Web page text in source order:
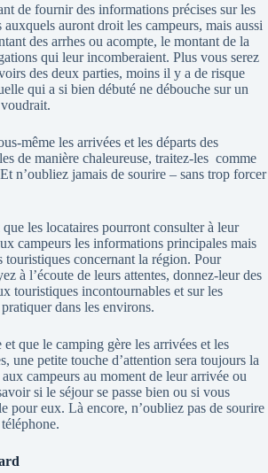
de fournir des informations précises sur les
auxquels auront droit les campeurs, mais aussi
des arrhes ou acompte, le montant de la
qui leur incomberaient. Plus vous serez
des deux parties, moins il y a de risque
qui a si bien débuté ne débouche sur un
même les arrivées et les départs des
de manière chaleureuse, traitez-les comme
n’oubliez jamais de sourire – sans trop forcer
les locataires pourront consulter à leur
campeurs les informations principales mais
touristiques concernant la région. Pour
à l’écoute de leurs attentes, donnez-leur des
touristiques incontournables et sur les
dans les environs.
et que le camping gère les arrivées et les
une petite touche d’attention sera toujours la
campeurs au moment de leur arrivée ou
si le séjour se passe bien ou si vous
pour eux. Là encore, n’oubliez pas de sourire